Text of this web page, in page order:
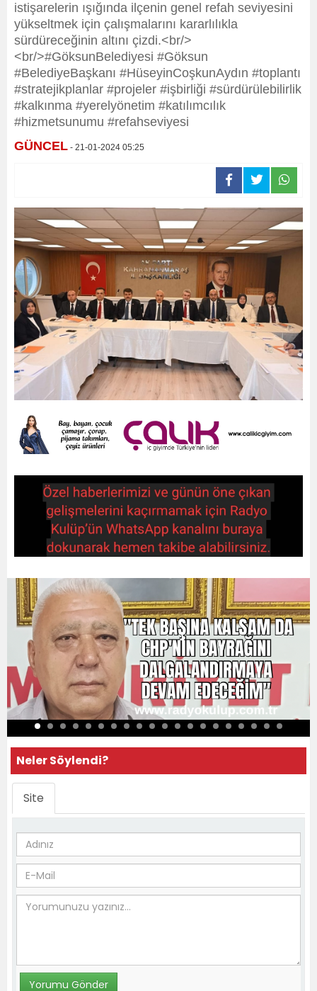
istişarelerin ışığında ilçenin genel refah seviyesini
yükseltmek için çalışmalarını kararlılıkla
sürdüreceğinin altını çizdi.<br/>
<br/>#GöksunBelediyesi #Göksun
#BelediyeBaşkanı #HüseyinCoşkunAydın #toplantı
#stratejikplanlar #projeler #işbirliği #sürdürülebilirlik
#kalkınma #yerelyönetim #katılımcılık
#hizmetsunumu #refahseviyesi
GÜNCEL - 21-01-2024 05:25
Neler Söylendi?
Site